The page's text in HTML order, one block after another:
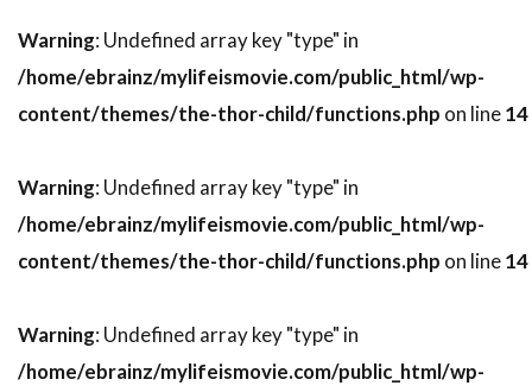
スティーヴ・シェイガン
スティーヴ・ブシェミ
スティーヴ・メラー
スティーヴ・ローレンス
ステイシー・シェア
ステパン・マーティローシアン
ステファーヌ・スペリ
ステュー・ライリー
ステラン・スカルスガルド
Warning: Undefined array key "type" in
/home/ebrainz/mylifeismovie.com/public_html/wp-
content/themes/the-thor-child/functions.php on line14
Warning: Undefined array key "type" in
/home/ebrainz/mylifeismovie.com/public_html/wp-
content/themes/the-thor-child/functions.php on line14
Warning: Undefined array key "type" in
/home/ebrainz/mylifeismovie.com/public_html/wp-